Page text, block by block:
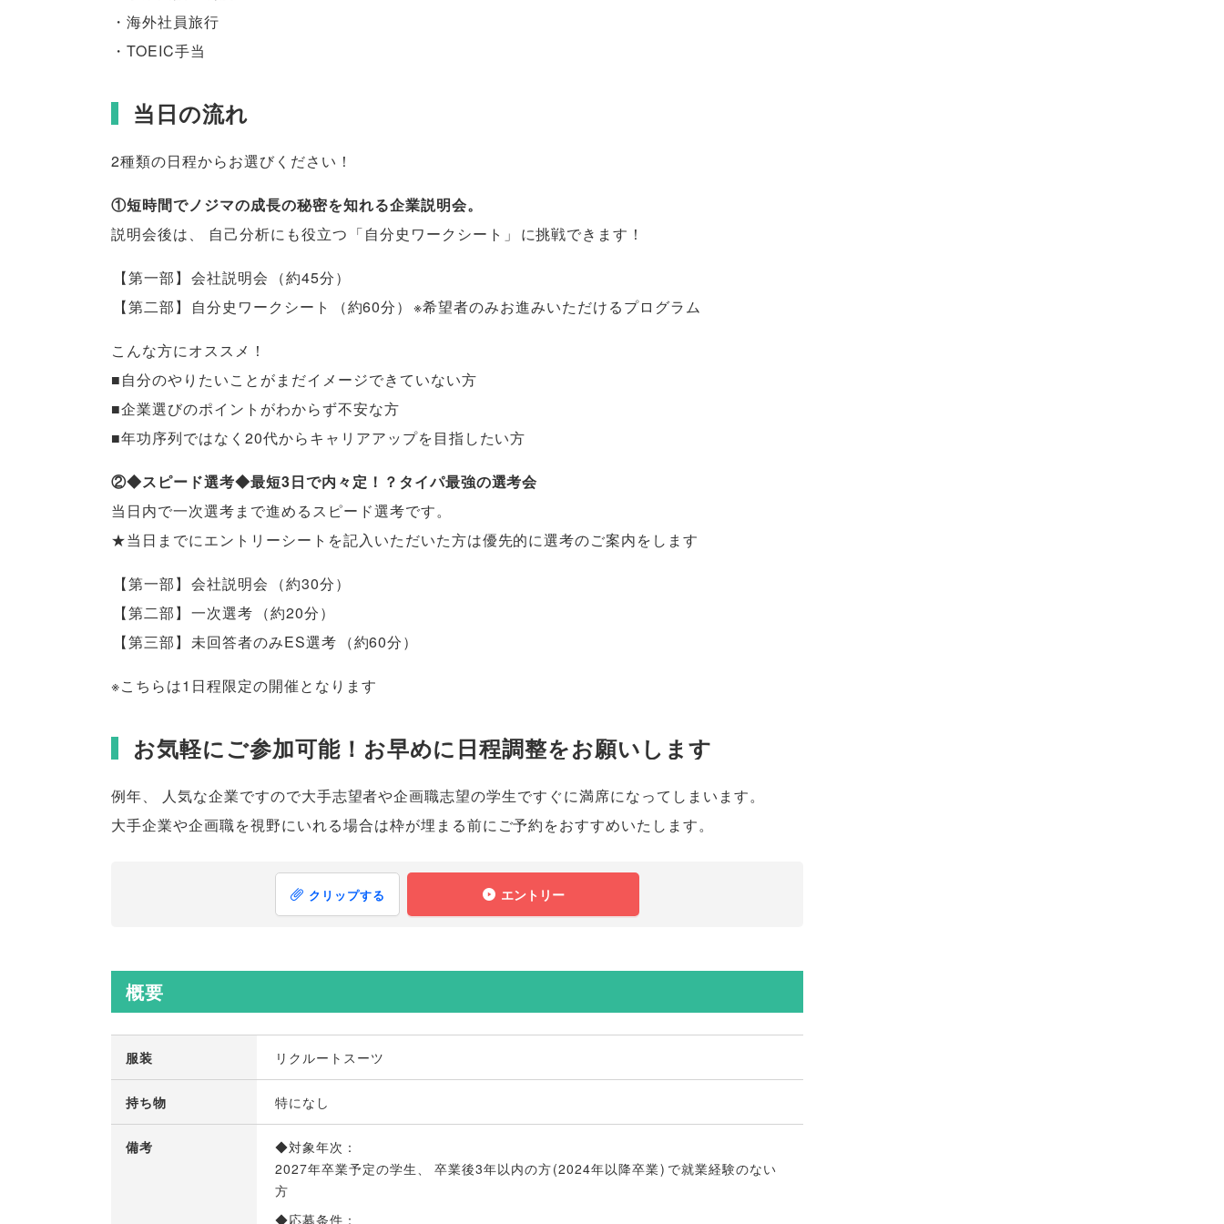
・海外社員旅行
・TOEIC手当
当日の流れ
2種類の日程からお選びください！
①短時間でノジマの成長の秘密を知れる企業説明会。
説明会後は、 自己分析にも役立つ 「自分史ワークシート 」 に挑戦できます！
【第一部】 会社説明会 （約45分）
【第二部】 自分史ワークシート （約60分） ※希望者のみお進みいただけるプログラム
こんな方にオススメ！
■自分のやりたいことがまだイメージできていない方
■企業選びのポイントがわからず不安な方
■年功序列ではなく20代からキャリアアップを目指したい方
②◆スピード選考◆最短3日で内々定！？タイパ最強の選考会
当日内で一次選考まで進めるスピード選考です。
★当日までにエントリーシートを記入いただいた方は優先的に選考のご案内をします
【第一部】 会社説明会 （約30分）
【第二部】 一次選考 （約20分）
【第三部】 未回答者のみES選考 （約60分）
※こちらは1日程限定の開催となります
お気軽にご参加可能！お早めに日程調整をお願いします
例年、 人気な企業ですので大手志望者や企画職志望の学生ですぐに満席になってしまいます。
大手企業や企画職を視野にいれる場合は枠が埋まる前にご予約をおすすめいたします。
クリップする エントリー
概要
服装 リクルートスーツ
持ち物 特になし
備考
◆対象年次：
2027年卒業予定の学生、 卒業後3年以内の方(2024年以降卒業) で就業経験のない
方
◆応募条件：